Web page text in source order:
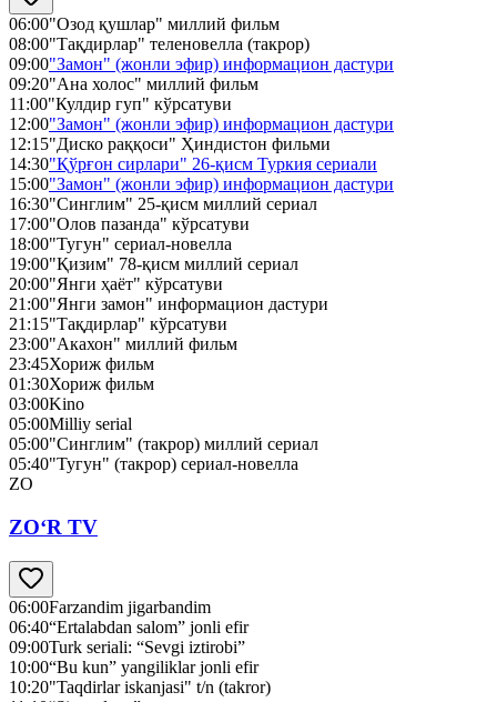
06:00"Озод қушлар" миллий фильм
08:00"Тақдирлар" теленовелла (такрор)
09:00"Замон" (жонли эфир) информацион дастури
09:20"Ана холос" миллий фильм
11:00"Кулдир гуп" кўрсатуви
12:00"Замон" (жонли эфир) информацион дастури
12:15"Диско раққоси" Ҳиндистон фильми
14:30"Қўрғон сирлари" 26-қисм Туркия сериали
15:00"Замон" (жонли эфир) информацион дастури
16:30"Синглим" 25-қисм миллий сериал
17:00"Олов пазанда" кўрсатуви
18:00"Тугун" сериал-новелла
19:00"Қизим" 78-қисм миллий сериал
20:00"Янги ҳаёт" кўрсатуви
21:00"Янги замон" информацион дастури
21:15"Тақдирлар" кўрсатуви
23:00"Акахон" миллий фильм
23:45Хориж фильм
01:30Хориж фильм
03:00Kino
05:00Milliy serial
05:00"Синглим" (такрор) миллий сериал
05:40"Тугун" (такрор) сериал-новелла
ZO
ZO‘R TV
06:00Farzandim jigarbandim
06:40“Ertalabdan salom” jonli efir
09:00Turk seriali: “Sevgi iztirobi”
10:00“Bu kun” yangiliklar jonli efir
10:20"Taqdirlar iskanjasi" t/n (takror)